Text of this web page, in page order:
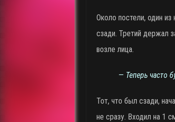
Около постели, один
сзади. Третий держал
возле лица.
— Теперь часто
Тот, что был сзади,
не сразу. Входил на 1